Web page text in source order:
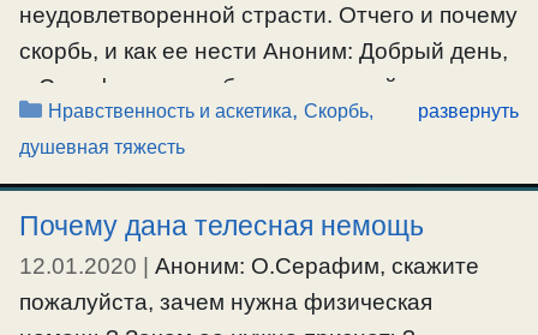
Ещё…
#борьбасострастями #депрессия #искушение
#самоугрызение
неудовлетворенной страсти. Отчего и почему
скорбь, и как ее нести Аноним: Добрый день,
о.Серафим, хотел бы задать такой вопрос:
как правильно научиться нести скорбь,
понимать это и осознавать? А то иногда
наступает мрак в голове и ты не можешь
осознать для чего скорбь? …
Ещё…
Рубрики
Нравственность и аскетика,Скорбь,
душевная тяжесть
развернуть
Почему дана телесная немощь
12.01.2020
Аноним: О.Серафим, скажите
пожалуйста, зачем нужна физическая